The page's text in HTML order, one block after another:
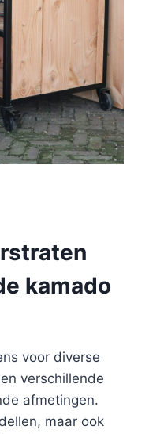
kamado
voor diverse
verschillende
afmetingen.
maar ook